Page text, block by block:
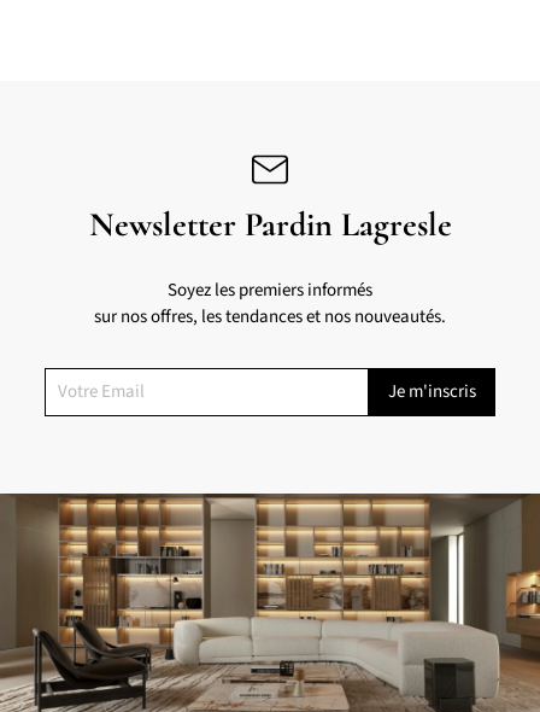
Newsletter Pardin Lagresle
Soyez les premiers informés
sur nos offres, les tendances et nos nouveautés.